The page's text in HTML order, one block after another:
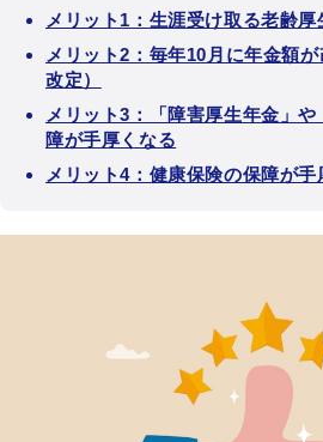
メリット1：生涯受け取る老齢
メリット2：毎年10月に年金額
改定）
メリット3：「障害厚生年金」
障が手厚くなる
メリット4：健康保険の保障が手